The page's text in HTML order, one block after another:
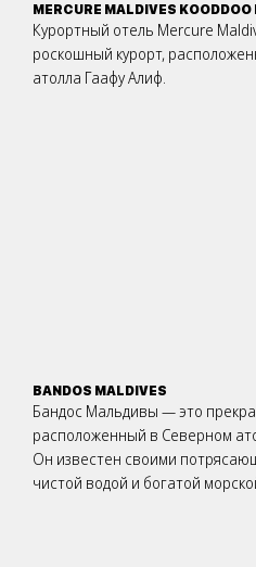
MERCURE MALDIVES KOODDOO
Курортный отель Mercure
роскошный курорт,
атолла Гаафу Алиф.
BANDOS MALDIVES
Бандос Мальдивы — это
расположенный в Северном
Он известен своими
чистой водой и богатой